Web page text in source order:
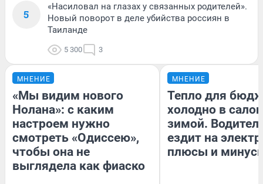
5
«Насиловал на глазах у связанных родителей».
Новый поворот в деле убийства россиян в
Таиланде
5 300 3
МНЕНИЕ
«Мы видим нового
Нолана»: с каким
настроем нужно
смотреть «Одиссею»,
чтобы она не
выглядела как фиаско
МНЕНИЕ
Тепло для
холодно в
зимой.
ездит на
плюсы и